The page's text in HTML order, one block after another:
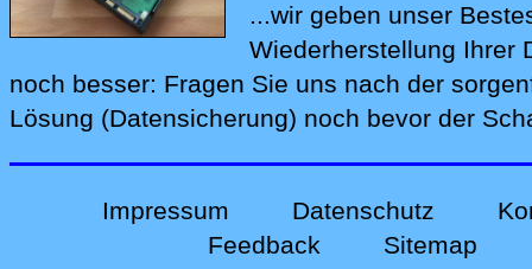
...wir geben unser
Wiederherstellung
noch bes‍ser: Fragen Sie uns nach der
Lösung (Datensicherung) noch bevor der
Impressum Datenschutz
Feedback
Sitemap